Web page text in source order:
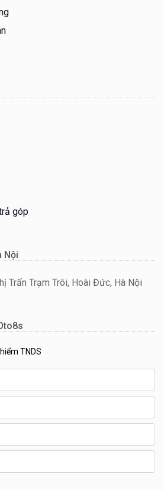
góp
Nội
Trấn Trạm Trôi, Hoài Đức, Hà Nội
TNDS